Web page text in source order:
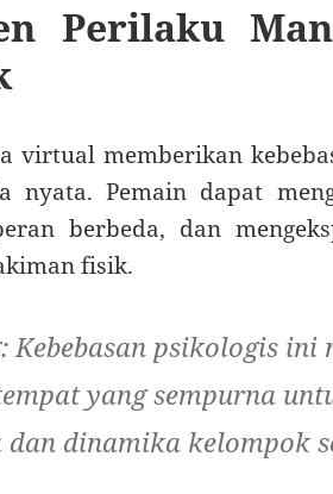
Perilaku
virtual memberikan
nyata. Pemain dapat
berbeda, dan
fisik.
Kebebasan psikologis ini
yang sempurna
dan dinamika kelompok